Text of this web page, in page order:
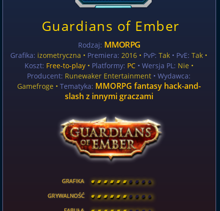
Guardians of Ember
Rodzaj: MMORPG
Grafika: izometryczna • Premiera: 2016 • PvP: Tak • PvE: Tak •
Koszt: Free-to-play• Platformy: PC• Wersja PL: Nie •
Producent: Runewaker Entertainment • Wydawca:
Gamefroge • Tematyka: MMORPG fantasy hack-and-
slash z innymi graczami
GRAFIKA [ \ \ \ \ \ \ \ \ ]
GRYWALNOŚĆ [ \ \ \ \ \ \ \ \ ]